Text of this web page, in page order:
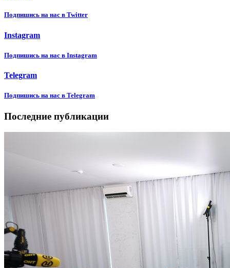
Подпишиcь на нас в Twitter
Instagram
Подпишиcь на нас в Instagram
Telegram
Подпишиcь на нас в Telegram
Последние публикации